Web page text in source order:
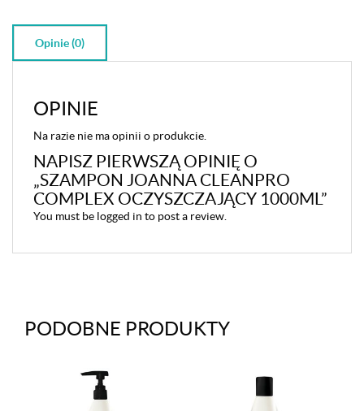
Opinie (0)
OPINIE
Na razie nie ma opinii o produkcie.
NAPISZ PIERWSZĄ OPINIĘ O
„SZAMPON JOANNA CLEANPRO
COMPLEX OCZYSZCZAJĄCY 1000ML”
You must be logged in to post a review.
PODOBNE PRODUKTY